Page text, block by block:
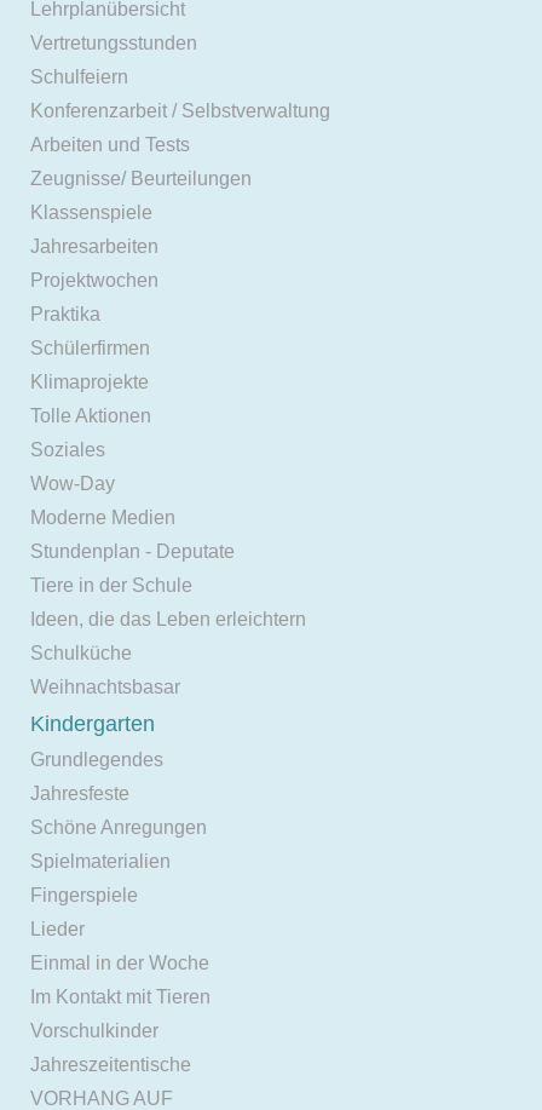
Lehrplanübersicht
Vertretungsstunden
Schulfeiern
Konferenzarbeit / Selbstverwaltung
Arbeiten und Tests
Zeugnisse/ Beurteilungen
Klassenspiele
Jahresarbeiten
Projektwochen
Praktika
Schülerfirmen
Klimaprojekte
Tolle Aktionen
Soziales
Wow-Day
Moderne Medien
Stundenplan - Deputate
Tiere in der Schule
Ideen, die das Leben erleichtern
Schulküche
Weihnachtsbasar
Kindergarten
Grundlegendes
Jahresfeste
Schöne Anregungen
Spielmaterialien
Fingerspiele
Lieder
Einmal in der Woche
Im Kontakt mit Tieren
Vorschulkinder
Jahreszeitentische
VORHANG AUF